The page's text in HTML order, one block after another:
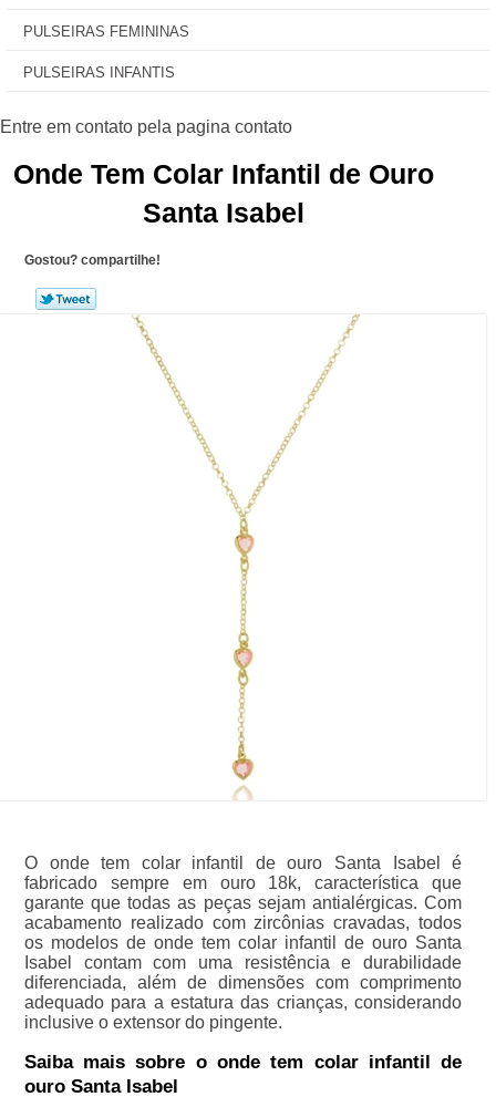
PULSEIRAS FEMININAS
PULSEIRAS INFANTIS
Onde Tem Colar Infantil de Ouro
Santa Isabel
Gostou? compartilhe!
O onde tem colar infantil de ouro Santa Isabel é
fabricado sempre em ouro 18k, característica que
garante que todas as peças sejam antialérgicas. Com
acabamento realizado com zircônias cravadas, todos
os modelos de onde tem colar infantil de ouro Santa
Isabel contam com uma resistência e durabilidade
diferenciada, além de dimensões com comprimento
adequado para a estatura das crianças, considerando
inclusive o extensor do pingente.
Saiba mais sobre o onde tem colar infantil de
ouro Santa Isabel